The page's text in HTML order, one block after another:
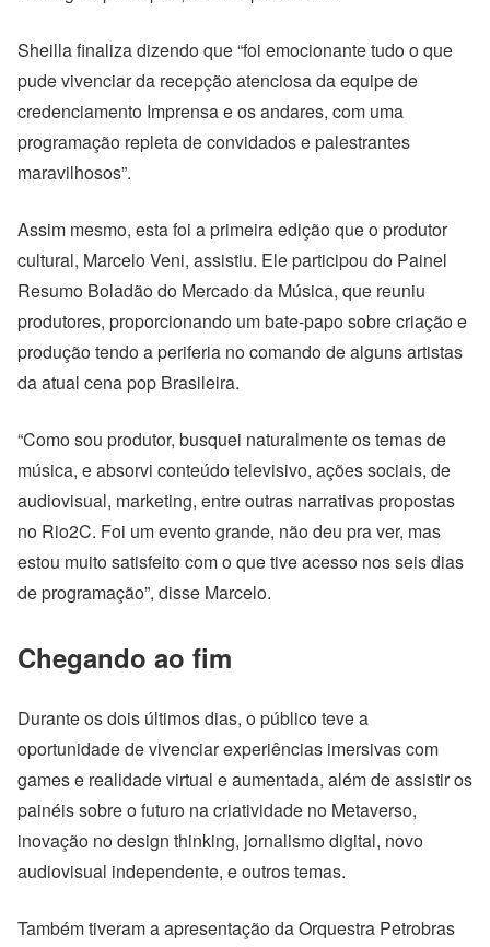
Sheilla finaliza dizendo que “foi emocionante tudo o que
pude vivenciar da recepção atenciosa da equipe de
credenciamento Imprensa e os andares, com uma
programação repleta de convidados e palestrantes
maravilhosos”.
Assim mesmo, esta foi a primeira edição que o produtor
cultural, Marcelo Veni, assistiu. Ele participou do Painel
Resumo Boladão do Mercado da Música, que reuniu
produtores, proporcionando um bate-papo sobre criação e
produção tendo a periferia no comando de alguns artistas
da atual cena pop Brasileira.
“Como sou produtor, busquei naturalmente os temas de
música, e absorvi conteúdo televisivo, ações sociais, de
audiovisual, marketing, entre outras narrativas propostas
no Rio2C. Foi um evento grande, não deu pra ver, mas
estou muito satisfeito com o que tive acesso nos seis dias
de programação”, disse Marcelo.
Chegando ao fim
Durante os dois últimos dias, o público teve a
oportunidade de vivenciar experiências imersivas com
games e realidade virtual e aumentada, além de assistiros
painéis sobre o futuro na criatividade no Metaverso,
inovação no design thinking, jornalismo digital, novo
audiovisual independente, e outros temas.
Também tiveram a apresentação da Orquestra Petrobras